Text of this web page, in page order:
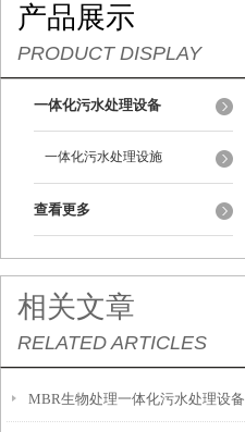
产品展示
PRODUCT DISPLAY
一体化污水处理设备
一体化污水处理设施
查看更多
相关文章
RELATED ARTICLES
MBR生物处理一体化污水处理设备